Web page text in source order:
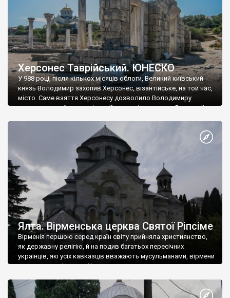
Херсонес Таврійський. ЮНЕСКО
У 988 році, після кількох місяців облоги, Великий київський
князь Володимир захопив Херсонес, візантійське, на той час,
місто. Саме взяття Херсонесу дозволило Володимиру
диктувати свої умови візантійському імператору Василю ІІ, та
Херсонесі Володимир-язичник, став Василем-християнином.
А потім було Хрещення Русі. На честь Херсонесу Таврійського
Ялта. Вірменська церква Святої Ріпсіме
Вірменія першою серед країн світу прийняла християнство,
як державну релігію, й на подив багатьох пересічних
українців, які усіх кавказців вважають мусульманами, вірмени
є відданими вірянами Христа